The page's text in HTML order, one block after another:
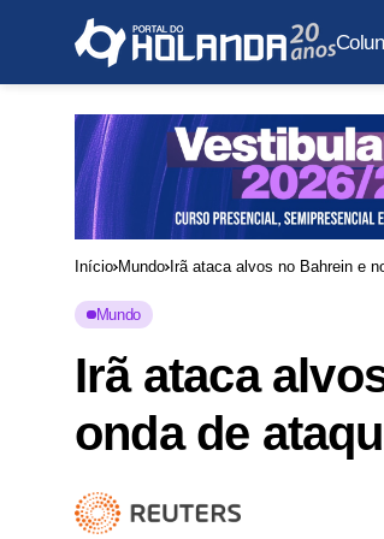
Início Mundo Irã ataca alvos no Bahrein e
Mundo
Irã ataca
onda de